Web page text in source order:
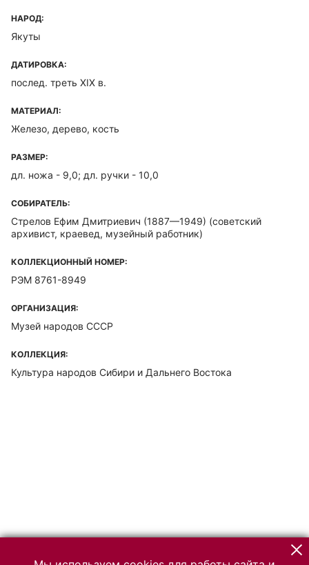
НАРОД:
Якуты
ДАТИРОВКА:
послед. треть XIX в.
МАТЕРИАЛ:
Железо, дерево, кость
РАЗМЕР:
дл. ножа - 9,0; дл. ручки - 10,0
СОБИРАТЕЛЬ:
Стрелов Ефим Дмитриевич (1887—1949) (советский
архивист, краевед, музейный работник)
КОЛЛЕКЦИОННЫЙ НОМЕР:
РЭМ 8761-8949
ОРГАНИЗАЦИЯ:
Музей народов СССР
КОЛЛЕКЦИЯ:
Культура народов Сибири и Дальнего Востока